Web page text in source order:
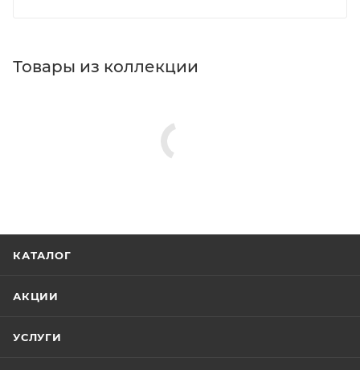
Товары из коллекции
КАТАЛОГ
АКЦИИ
УСЛУГИ